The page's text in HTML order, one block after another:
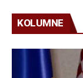
KOLUMNE